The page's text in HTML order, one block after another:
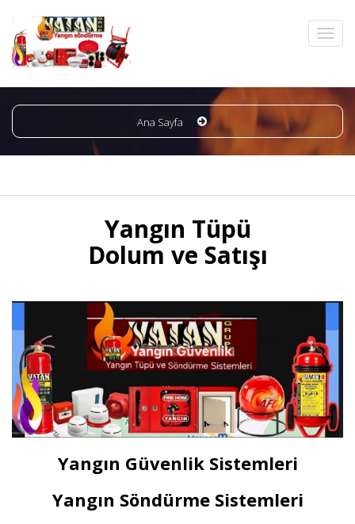
Ana Sayfa
Yangın Tüpü
Dolum ve Satışı
Yangın Güvenlik Sistemleri
Yangın Söndürme Sistemleri